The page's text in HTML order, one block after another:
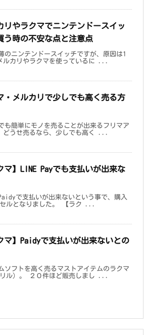
リやラクマでニンテンドースイッ
う時の不安な点と注意点
のニンテンドースイッチですが、原因は1
ルカリやラクマを使っているに ...
・メルカリで少しでも高く売る方
も簡単にモノを売ることが出来るフリマア
どうせ売るなら、少しでも高く ...
マ】LINE Payでも支払いが出来な
で支払いが出来ないという事で、購入
ルとなりました。 【ラク ...
マ】Paidyで支払いが出来ないとの
ソフトを高く売るマストアイテムのラクマ
リル）。 ２０件ほど販売しまし ...